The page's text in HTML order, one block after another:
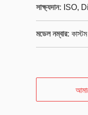
সাক্ষ্যদান: ISO,
মডেল নম্বার: কাস্টম